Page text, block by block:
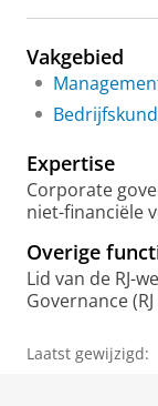
I
e
r
c
h
r
t
a
l
Vakgebied
Expertise
Corporate
niet-financiële
Overige
Lid van de RJ-
Governance (RJ
Laatst gewijzigd: